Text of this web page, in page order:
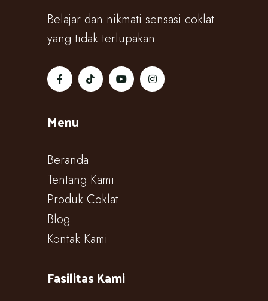
Belajar dan nikmati sensasi coklat
yang tidak terlupakan
Menu
Beranda
Tentang Kami
Produk Coklat
Blog
Kontak Kami
Fasilitas Kami